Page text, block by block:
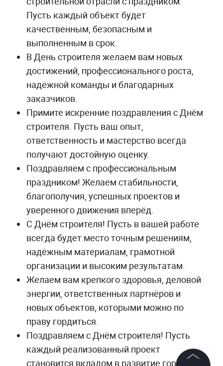
Пусть каждый объект будет
качественным, безопасным и
выполненным в срок.
В День строителя желаем вам новых
достижений, профессионального роста,
надёжной команды и благодарных
заказчиков.
Примите искренние поздравления с Днём
строителя. Пусть ваш опыт,
ответственность и мастерство всегда
получают достойную оценку.
Поздравляем с профессиональным
праздником! Желаем стабильности,
благополучия, успешных проектов и
уверенного движения вперёд.
С Днём строителя! Пусть в вашей работе
всегда будет место точным решениям,
надёжным материалам, грамотной
организации и высоким результатам.
Желаем вам крепкого здоровья, деловой
энергии, ответственных партнёров и
новых объектов, которыми можно по
праву гордиться.
Поздравляем с Днём строителя! Пусть
каждый реализованный проект
становится вкладом в развитие города,